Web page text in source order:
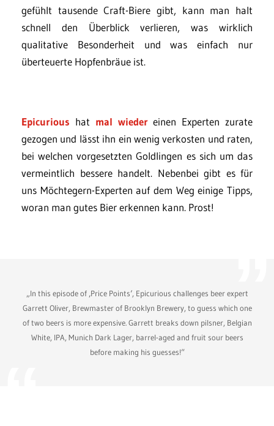
gefühlt tausende Craft-Biere gibt, kann man halt
schnell den Überblick verlieren, was wirklich
qualitative Besonderheit und was einfach nur
überteuerte Hopfenbräue ist.
Epicurious hat mal wiedereinen Experten zurate
gezogen und lässt ihn ein wenig verkosten und raten,
bei welchen vorgesetzten Goldlingen es sich um das
vermeintlich bessere handelt. Nebenbei gibt es für
uns Möchtegern-Experten auf dem Weg einige Tipps,
woran man gutes Bier erkennen kann. Prost!
„In this episode of ‚Price Points‘, Epicurious challenges beer expert
Garrett Oliver, Brewmaster of Brooklyn Brewery, to guess which one
of two beers is more expensive. Garrett breaks down pilsner, Belgian
White, IPA, Munich Dark Lager, barrel-aged and fruit sour beers
before making his guesses!“